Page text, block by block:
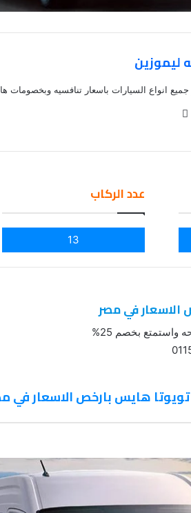
ليموزين
جميع انواع السيارات باسعار تنافسيه وبخصومات
Se
عدد الركاب
13
الاسعار في مصر
بخصم 25%
هايس بارخص الاسعار في